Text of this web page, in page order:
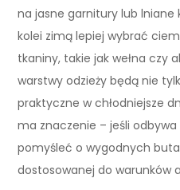
na jasne garnitury lub lniane
kolei zimą lepiej wybrać
tkaniny, takie jak wełna czy
warstwy odzieży będą nie
praktyczne w chłodniejsze
ma znaczenie – jeśli
pomyśleć o wygodnych
dostosowanej do warunków